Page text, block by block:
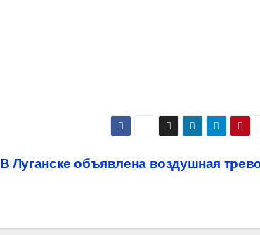
В Луганске объявлена воздушная